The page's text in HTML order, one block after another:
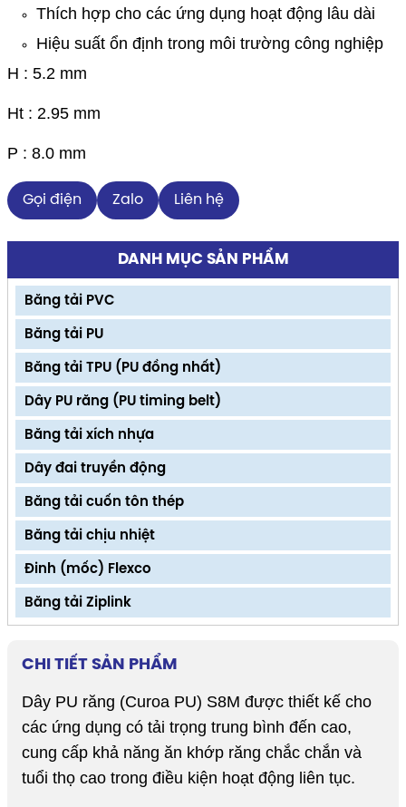
Thích hợp cho các ứng dụng hoạt động lâu dài
Hiệu suất ổn định trong môi trường công nghiệp
H : 5.2 mm
Ht : 2.95 mm
P : 8.0 mm
Gọi điện Zalo Liên hệ
DANH MỤC SẢN PHẨM
Băng tải PVC
Băng tải PU
Băng tải TPU (PU đồng nhất)
Dây PU răng (PU timing belt)
Băng tải xích nhựa
Dây đai truyền động
Băng tải cuốn tôn thép
Băng tải chịu nhiệt
Đinh (mốc) Flexco
Băng tải Ziplink
CHI TIẾT SẢN PHẨM
Dây PU răng (Curoa PU) S8M được thiết kế cho
các ứng dụng có tải trọng trung bình đến cao,
cung cấp khả năng ăn khớp răng chắc chắn và
tuổi thọ cao trong điều kiện hoạt động liên tục.